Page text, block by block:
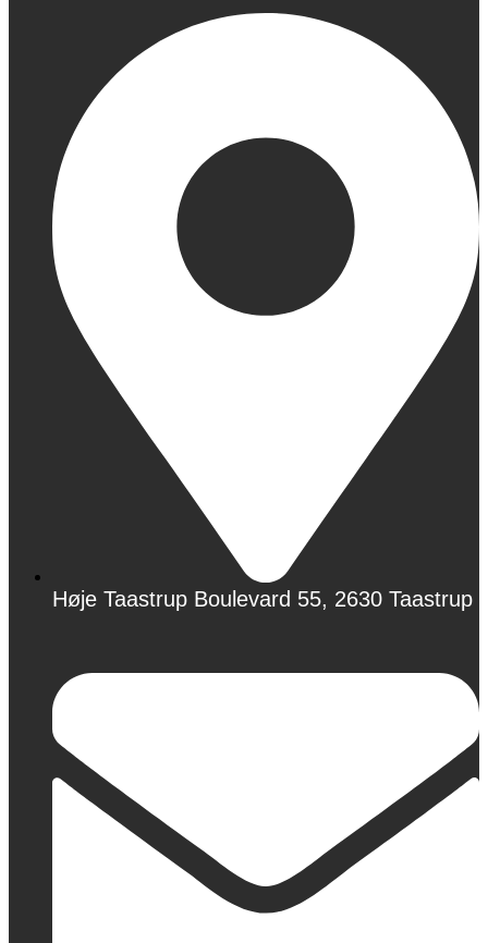
Høje Taastrup Boulevard 55, 2630 Taastrup